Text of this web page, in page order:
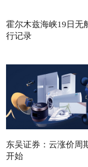
霍尔木兹海峡19日无
行记录
东吴证券：云涨价周
开始